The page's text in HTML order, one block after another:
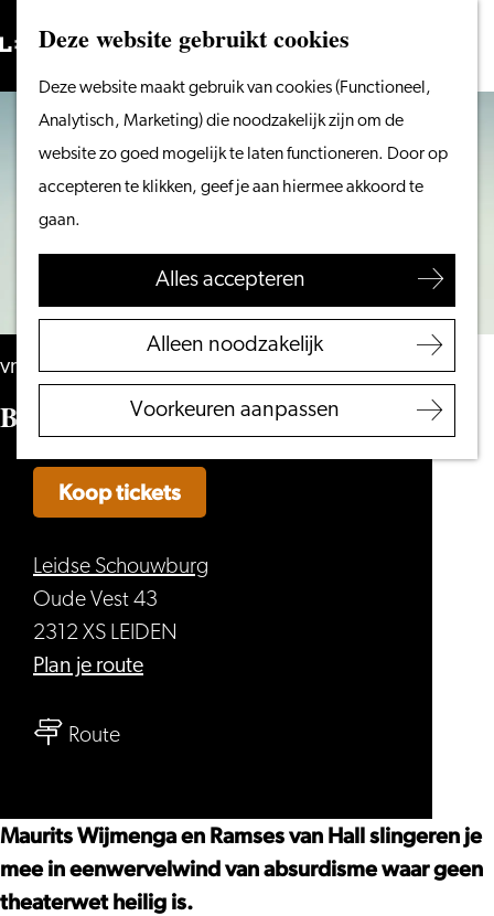
Deze website gebruikt cookies
Deze website maakt gebruik van cookies (Functioneel,
Analytisch, Marketing) die noodzakelijk zijn om de
website zo goed mogelijk te laten functioneren. Door op
accepteren te klikken, geef je aan hiermee akkoord te
gaan.
Alles accepteren
Alleen noodzakelijk
Voorkeuren aanpassen
Ga
naar
homepage
Menu
ZoekenVanaf het water
wandelen
Winkelen
Eten & drinken
Met kinderen
VVV Leiden
Bereikbaarheid
Regio Leiden
Zoeken
vrijdag 27 november
Bro’s – Bromens
Leidse Schouwburg
Oude Vest 43
2312 XS LEIDEN
Plan je routenaar
Routenaar
Bromens
Koop tickets
Maurits Wijmenga en Ramses van Hall slingeren je
mee in eenwervelwind van absurdisme waar geen
theaterwet heilig is.